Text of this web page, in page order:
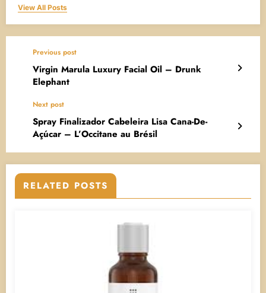
View All Posts
Previous post
Virgin Marula Luxury Facial Oil – Drunk
Elephant
Next post
Spray Finalizador Cabeleira Lisa Cana-De-
Açúcar – L’Occitane au Brésil
RELATED POSTS